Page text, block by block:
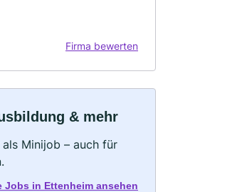
Firma bewerten
& mehr
Minijob – auch für
Jobs in Ettenheim ansehen